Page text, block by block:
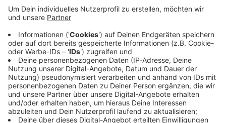
Die Stadt rechnet mit insgesamt 150.000 Euro an
Kosten dafür. Der Aalschokker ist marode. Die Stadt
hatte ein Gutachten in Auftrag gegeben, das die
Kosten für eine Sanierung bei über 240.000 Euro
ansetzt. Dafür müsste entweder das Wasser in dem
Hafenbecken abgelassen werden oder das Schiff in
eine Werft transportiert werden. Weil es sich aber um
kein museal bedeutendes Schiff handelt, soll es durch